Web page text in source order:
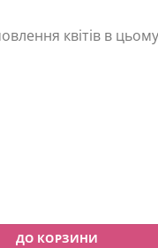
квітів в
ДО КОРЗИНИ